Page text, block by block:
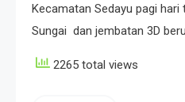
Kecamatan Sedayu pagi
Sungai dan jembatan 3D
2265 total views